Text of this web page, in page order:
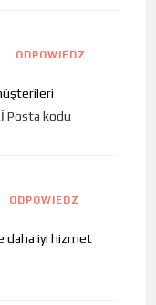
ODPOWIEDZ
Posta kodu
ODPOWIEDZ
daha iyi hizmet